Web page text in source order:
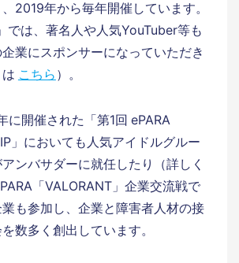
2019年から毎年開催しています。
では、著名人や人気YouTuber等も
業にスポンサーになっていただき
こちら ）。
に開催された「第1回 ePARA
」においても人気アイドルグルー
ンバサダーに就任したり（詳しく
「VALORANT」企業交流戦で
も参加し、企業と障害者人材の接
数多く創出しています。